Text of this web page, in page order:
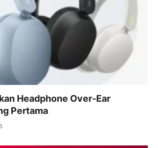
Headphone Over-Ear
Pertama